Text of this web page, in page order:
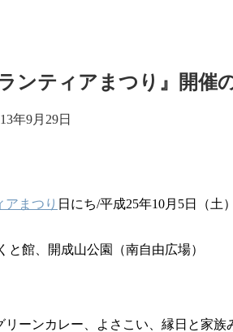
ンティアまつり』開催
年9月29日
日にち/平成25年10月5日（土
館、開成山公園（南自由広場）
リーンカレー、よさこい、縁日と家